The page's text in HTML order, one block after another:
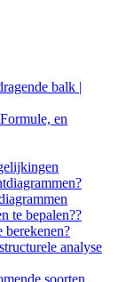
balk |
en
te bepalen??
berekenen?
analyse